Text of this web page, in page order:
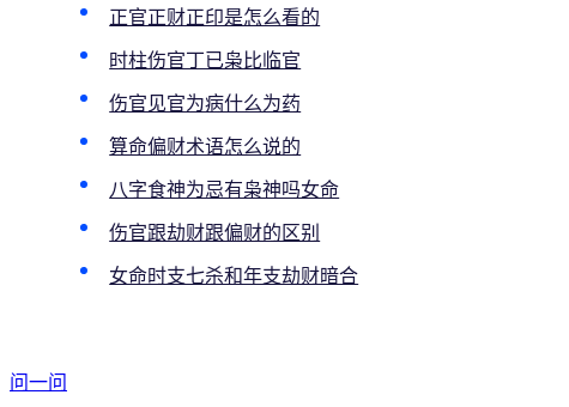
正官正财正印是怎么看的
时柱伤官丁已枭比临官
伤官见官为病什么为药
算命偏财术语怎么说的
八字食神为忌有枭神吗女命
伤官跟劫财跟偏财的区别
女命时支七杀和年支劫财暗合
问一问